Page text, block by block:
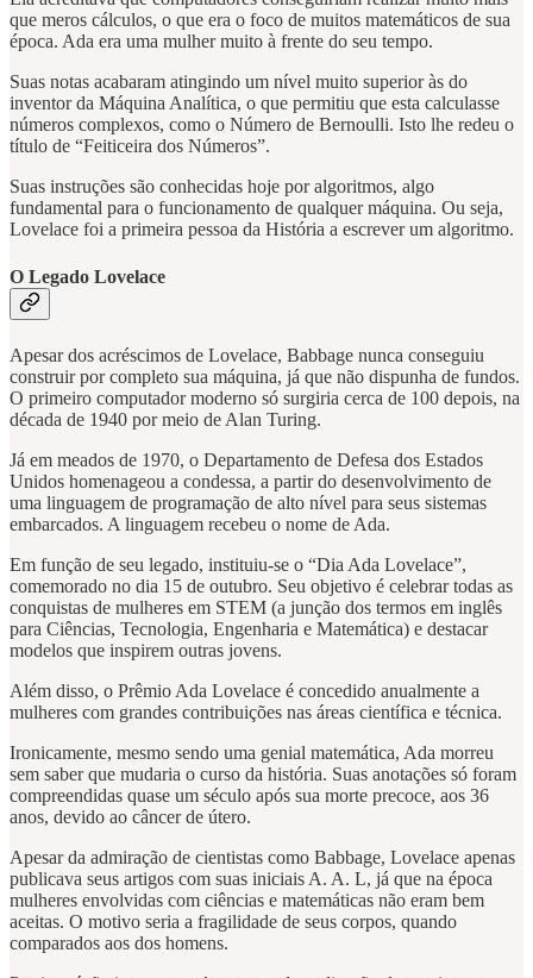
que meros cálculos, o que era o foco de muitos matemáticos de sua
época. Ada era uma mulher muito à frente do seu tempo.
Suas notas acabaram atingindo um nível muito superior às do
inventor da Máquina Analítica, o que permitiu que esta calculasse
números complexos, como o Número de Bernoulli. Isto lhe redeu o
título de “Feiticeira dos Números”.
Suas instruções são conhecidas hoje por algoritmos, algo
fundamental para o funcionamento de qualquer máquina. Ou seja,
Lovelace foi a primeira pessoa da História a escrever um algoritmo.
O Legado Lovelace
Apesar dos acréscimos de Lovelace, Babbage nunca conseguiu
construir por completo sua máquina, já que não dispunha de fundos.
O primeiro computador moderno só surgiria cerca de 100 depois, na
década de 1940 por meio de Alan Turing.
Já em meados de 1970, o Departamento de Defesa dos Estados
Unidos homenageou a condessa, a partir do desenvolvimento de
uma linguagem de programação de alto nível para seus sistemas
embarcados. A linguagem recebeu o nome de Ada.
Em função de seu legado, instituiu-se o “Dia Ada Lovelace”,
comemorado no dia 15 de outubro. Seu objetivo é celebrar todas as
conquistas de mulheres em STEM (a junção dos termos em inglês
para Ciências, Tecnologia, Engenharia e Matemática) e destacar
modelos que inspirem outras jovens.
Além disso, o Prêmio Ada Lovelace é concedido anualmente a
mulheres com grandes contribuições nas áreas científica e técnica.
Ironicamente, mesmo sendo uma genial matemática, Ada morreu
sem saber que mudaria o curso da história. Suas anotações só foram
compreendidas quase um século após sua morte precoce, aos 36
anos, devido ao câncer de útero.
Apesar da admiração de cientistas como Babbage, Lovelace apenas
publicava seus artigos com suas iniciais A. A. L, já que na época
mulheres envolvidas com ciências e matemáticas não eram bem
aceitas. O motivo seria a fragilidade de seus corpos, quando
comparados aos dos homens.